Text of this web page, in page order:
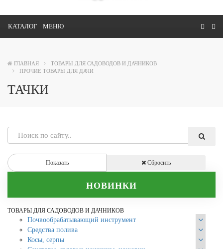
КАТАЛОГ МЕНЮ
ГЛАВНАЯ
ТОВАРЫ ДЛЯ САДОВОДОВ И ДАЧНИКОВ
ПРОЧИЕ ТОВАРЫ ДЛЯ ДАЧИ
ТАЧКИ
Показать Сбросить
НОВИНКИ
ТОВАРЫ ДЛЯ САДОВОДОВ И ДАЧНИКОВ
Почвообрабатывающий инструмент
Средства полива
Косы, серпы